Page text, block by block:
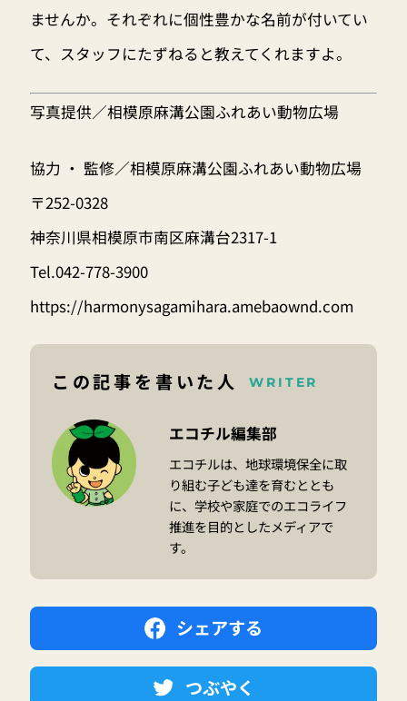
ませんか。それぞれに個性豊かな名前が付いてい
て、スタッフにたずねると教えてくれますよ。
写真提供／相模原麻溝公園ふれあい動物広場
協力 ・ 監修／相模原麻溝公園ふれあい動物広場
〒252-0328
神奈川県相模原市南区麻溝台2317-1
Tel.042-778-3900
https://harmonysagamihara.amebaownd.com
この記事を書いた人 WRITER
エコチル編集部
エコチルは、地球環境保全に取
り組む子ども達を育むととも
に、学校や家庭でのエコライフ
推進を目的としたメディアで
す。
シェアする
つぶやく